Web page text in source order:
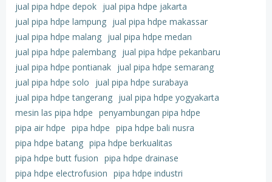
jual pipa hdpe depok jual pipa hdpe jakarta
jual pipa hdpe lampung jual pipa hdpe makassar
jual pipa hdpe malang jual pipa hdpe medan
jual pipa hdpe palembang jual pipa hdpe pekanbaru
jual pipa hdpe pontianak jual pipa hdpe semarang
jual pipa hdpe solo
jual pipa hdpe surabaya
jual pipa hdpe tangerang jual pipa hdpe yogyakarta
mesin las pipa hdpe penyambungan pipa hdpe
pipa air hdpe pipa hdpe pipa hdpe bali nusra
pipa hdpe batang pipa hdpe berkualitas
pipa hdpe butt fusion pipa hdpe drainase
pipa hdpe electrofusion pipa hdpe industri